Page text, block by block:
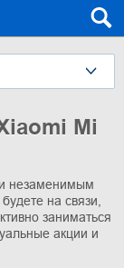
Mi
незаменимым
на связи,
заниматься
акции и